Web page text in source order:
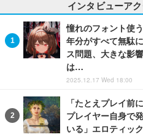
インタビューア
憧れのフォント使
年分がすべて無駄
ス問題、大きな影
は…
2025.12.17 Wed 18:00
「たとえプレイ前
プレイヤー自身で
いる」エロティッ